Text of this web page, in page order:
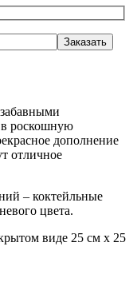
в роскошную
дополнение
отличное
– коктейльные
цвета.
виде 25 см x 25